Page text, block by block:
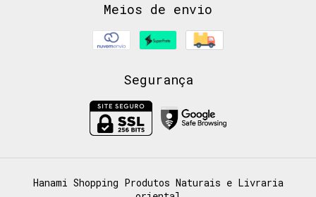
Meios de envio
Segurança
Hanami Shopping Produtos Naturais e Livraria